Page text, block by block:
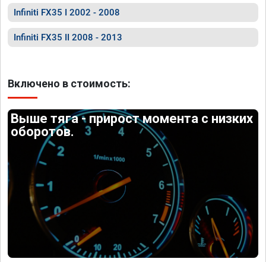
Infiniti FX35 I 2002 - 2008
Infiniti FX35 II 2008 - 2013
Включено в стоимость:
Выше тяга - прирост момента с низких
оборотов.